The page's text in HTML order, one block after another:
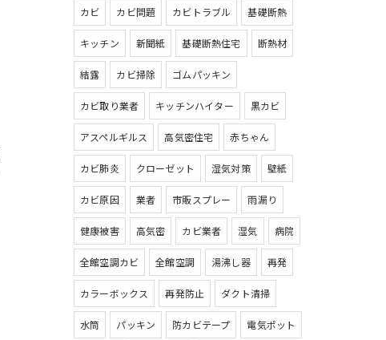
カビ カビ問題 カビトラブル 基礎断熱
キッチン 新聞紙 基礎断熱住宅 断熱材
結露 カビ掃除 ゴムパッキン
カビ取り業者 キッチンハイター 黒カビ
アスペルギルス 高気密住宅 赤ちゃん
カビ肺炎 クローゼット 湿気対策 壁紙
カビ原因 業者 市販スプレー 雨漏り
健康被害 高気密 カビ業者 湿気 病院
全館空調カビ 全館空調 湯沸し器 再発
カラーボックス 再発防止 ダクト清掃
水筒 パッキン 防カビテープ 電気ポット